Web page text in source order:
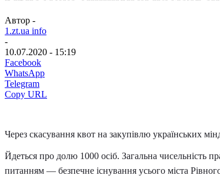
Автор -
1.zt.ua info
-
10.07.2020 - 15:19
Facebook
WhatsApp
Telegram
Copy URL
Через скасування квот на закупівлю українських
Йдеться про долю 1000 осіб. Загальна чисельність
питанням — безпечне існування усього міста